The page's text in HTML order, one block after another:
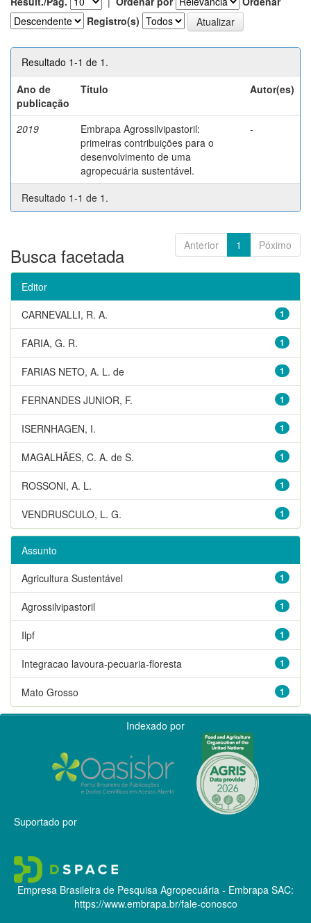
Registro(s)
Resultado 1-1 de 1.
Ano de
publicação
Título Autor(es)
2019
Embrapa Agrossilvipastoril:
primeiras contribuições para o
desenvolvimento de uma
agropecuária sustentável.
-
Resultado 1-1 de 1.
Anterior 1 Póximo
Busca facetada
Editor
1
CARNEVALLI, R. A.
1
FARIA, G. R.
1
FARIAS NETO, A. L. de
1
FERNANDES JUNIOR, F.
1
ISERNHAGEN, I.
1
MAGALHÃES, C. A. de S.
1
ROSSONI, A. L.
1
VENDRUSCULO, L. G.
Assunto
1
Agricultura Sustentável
1
Agrossilvipastoril
1
Ilpf
1
Integracao lavoura-pecuaria-floresta
1
Mato Grosso
Indexado por
Suportado por
Empresa Brasileira de Pesquisa Agropecuária - Embrapa SAC:
https://www.embrapa.br/fale-conosco